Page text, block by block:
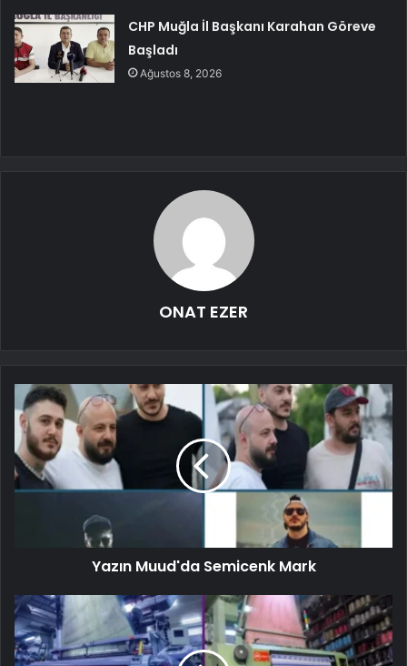
CHP Muğla İl Başkanı Karahan Göreve
Başladı
Ağustos 8, 2026
ONAT EZER
Yazın Muud'da Semicenk Mark